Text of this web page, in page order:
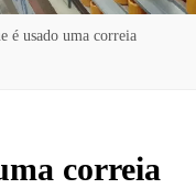
é usado uma correia
correia